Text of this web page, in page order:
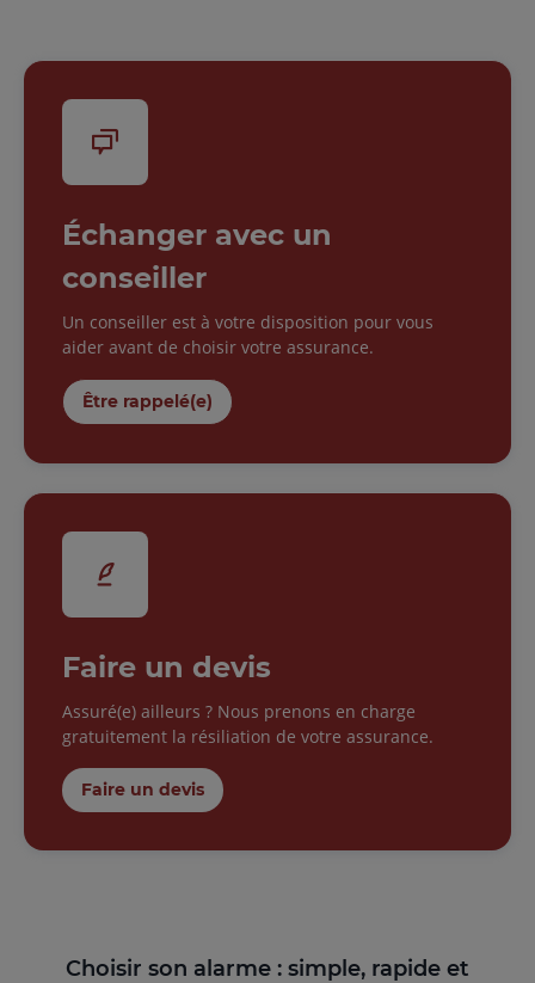
Échanger avec un
conseiller
Un conseiller est à votre disposition pour vous
aider avant de choisir votre assurance.
Être rappelé(e)
Faire un devis
Assuré(e) ailleurs ? Nous prenons en charge
gratuitement la résiliation de votre assurance.
Faire un devis
Choisir son alarme : simple, rapide et